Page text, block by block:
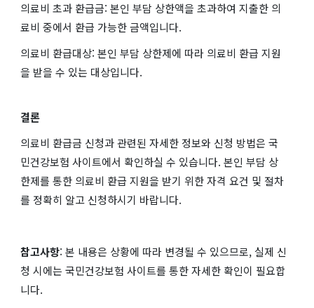
의료비 초과 환급금: 본인 부담 상한액을 초과하여 지출한 의
료비 중에서 환급 가능한 금액입니다.
의료비 환급대상: 본인 부담 상한제에 따라 의료비 환급 지원
을 받을 수 있는 대상입니다.
결론
의료비 환급금 신청과 관련된 자세한 정보와 신청 방법은 국
민건강보험 사이트에서 확인하실 수 있습니다. 본인 부담 상
한제를 통한 의료비 환급 지원을 받기 위한 자격 요건 및 절차
를 정확히 알고 신청하시기 바랍니다.
참고사항: 본 내용은 상황에 따라 변경될 수 있으므로, 실제 신
청 시에는 국민건강보험 사이트를 통한 자세한 확인이 필요합
니다.